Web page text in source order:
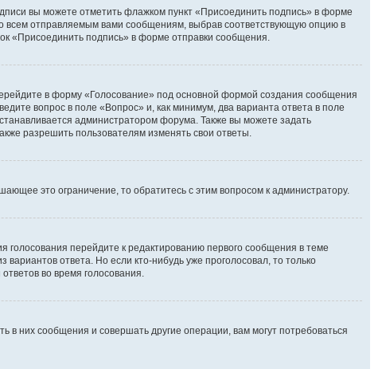
вы можете отметить флажком пункт «Присоединить подпись» в форме
всем отправляемым вами сообщениям, выбрав соответствующую опцию в
«Присоединить подпись» в форме отправки сообщения.
в форму «Голосование» под основной формой создания сообщения
вопрос в поле «Вопрос» и, как минимум, два варианта ответа в поле
администратором форума. Также вы можете задать
разрешить пользователям изменять свои ответы.
это ограничение, то обратитесь с этим вопросом к администратору.
голосования перейдите к редактированию первого сообщения в теме
ответа. Но если кто-нибудь уже проголосовал, то только
во время голосования.
них сообщения и совершать другие операции, вам могут потребоваться